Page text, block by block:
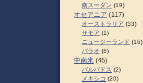
南スーダン (19)
オセアニア (117)
オーストラリア (33)
サモア (1)
ニュージーランド (16)
パラオ (8)
中南米 (45)
バルバドス (2)
メキシコ (20)